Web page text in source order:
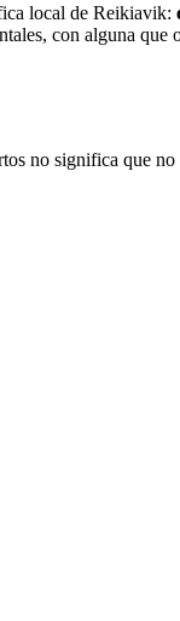
local de Reikiavik:
con alguna
no significa que